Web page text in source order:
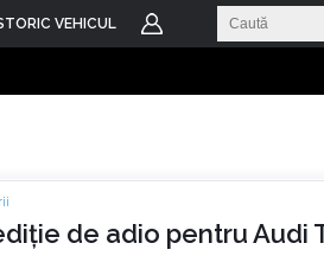
VEHICUL
de adio pentru Audi